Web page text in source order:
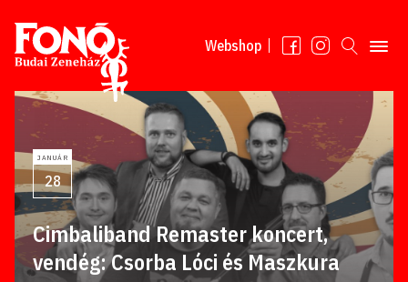
Tovább a tartalomhoz
Webshop
JANUÁR
28
Cimbaliband Remaster koncert,
vendég: Csorba Lóci és Maszkura